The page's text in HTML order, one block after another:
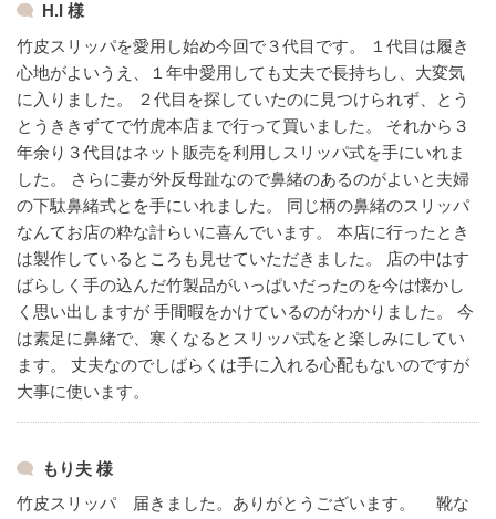
H.I 様
竹皮スリッパを愛用し始め今回で３代目です。
１代目は履き
心地がよいうえ、１年中愛用しても丈夫で長持ちし、大変気
に入りました。
２代目を探していたのに見つけられず、とう
とうききずてで竹虎本店まで行って買いました。
それから３
年余り３代目はネット販売を利用しスリッパ式を手にいれま
した。
さらに妻が外反母趾なので鼻緒のあるのがよいと夫婦
の下駄鼻緒式とを手にいれました。
同じ柄の鼻緒のスリッパ
なんてお店の粋な計らいに喜んでいます。
本店に行ったとき
は製作しているところも見せていただきました。
店の中はす
ばらしく手の込んだ竹製品がいっぱいだったのを今は懐かし
く思い出しますが 手間暇をかけているのがわかりました。
今
は素足に鼻緒で、寒くなるとスリッパ式をと楽しみにしてい
ます。
丈夫なのでしばらくは手に入れる心配もないのですが
大事に使います。
もり夫 様
竹皮スリッパ 届きました。ありがとうございます。
靴な